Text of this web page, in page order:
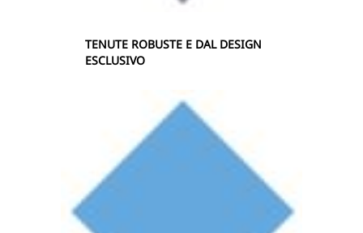
TENUTE ROBUSTE E DAL DESIGN
ESCLUSIVO